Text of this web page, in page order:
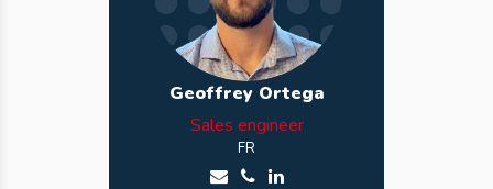
Geoffrey Ortega
Sales engineer
FR
Envoyer un email à Geoffrey
Appeler Geoffrey
Voir le profil LinkedIn de